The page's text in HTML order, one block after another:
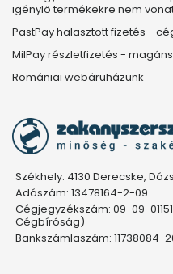
igénylő termékekre nem
PastPay halasztott fizetés -
MilPay részletfizetés -
Romániai webáruházunk
Székhely: 4130 Derecske,
Adószám: 13478164-2-09
Cégjegyzékszám: 09-09-
Cégbíróság)
Bankszámlaszám: 11738084-